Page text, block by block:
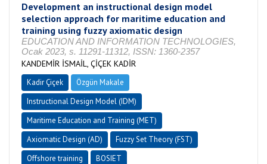
Development an instructional design model
selection approach for maritime education and
training using fuzzy axiomatic design
EDUCATION AND INFORMATION TECHNOLOGIES,
Ocak 2023, s. 11291-11312, ISSN: 1360-2357
KANDEMİR İSMAİL, ÇİÇEK KADİR
Kadir Çiçek
Özgün Makale
Instructional Design Model (IDM)
Maritime Education and Training (MET)
Axiomatic Design (AD)
Fuzzy Set Theory (FST)
Offshore training
BOSIET